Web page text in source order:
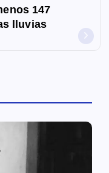
147
lluvias